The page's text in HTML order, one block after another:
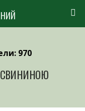
970